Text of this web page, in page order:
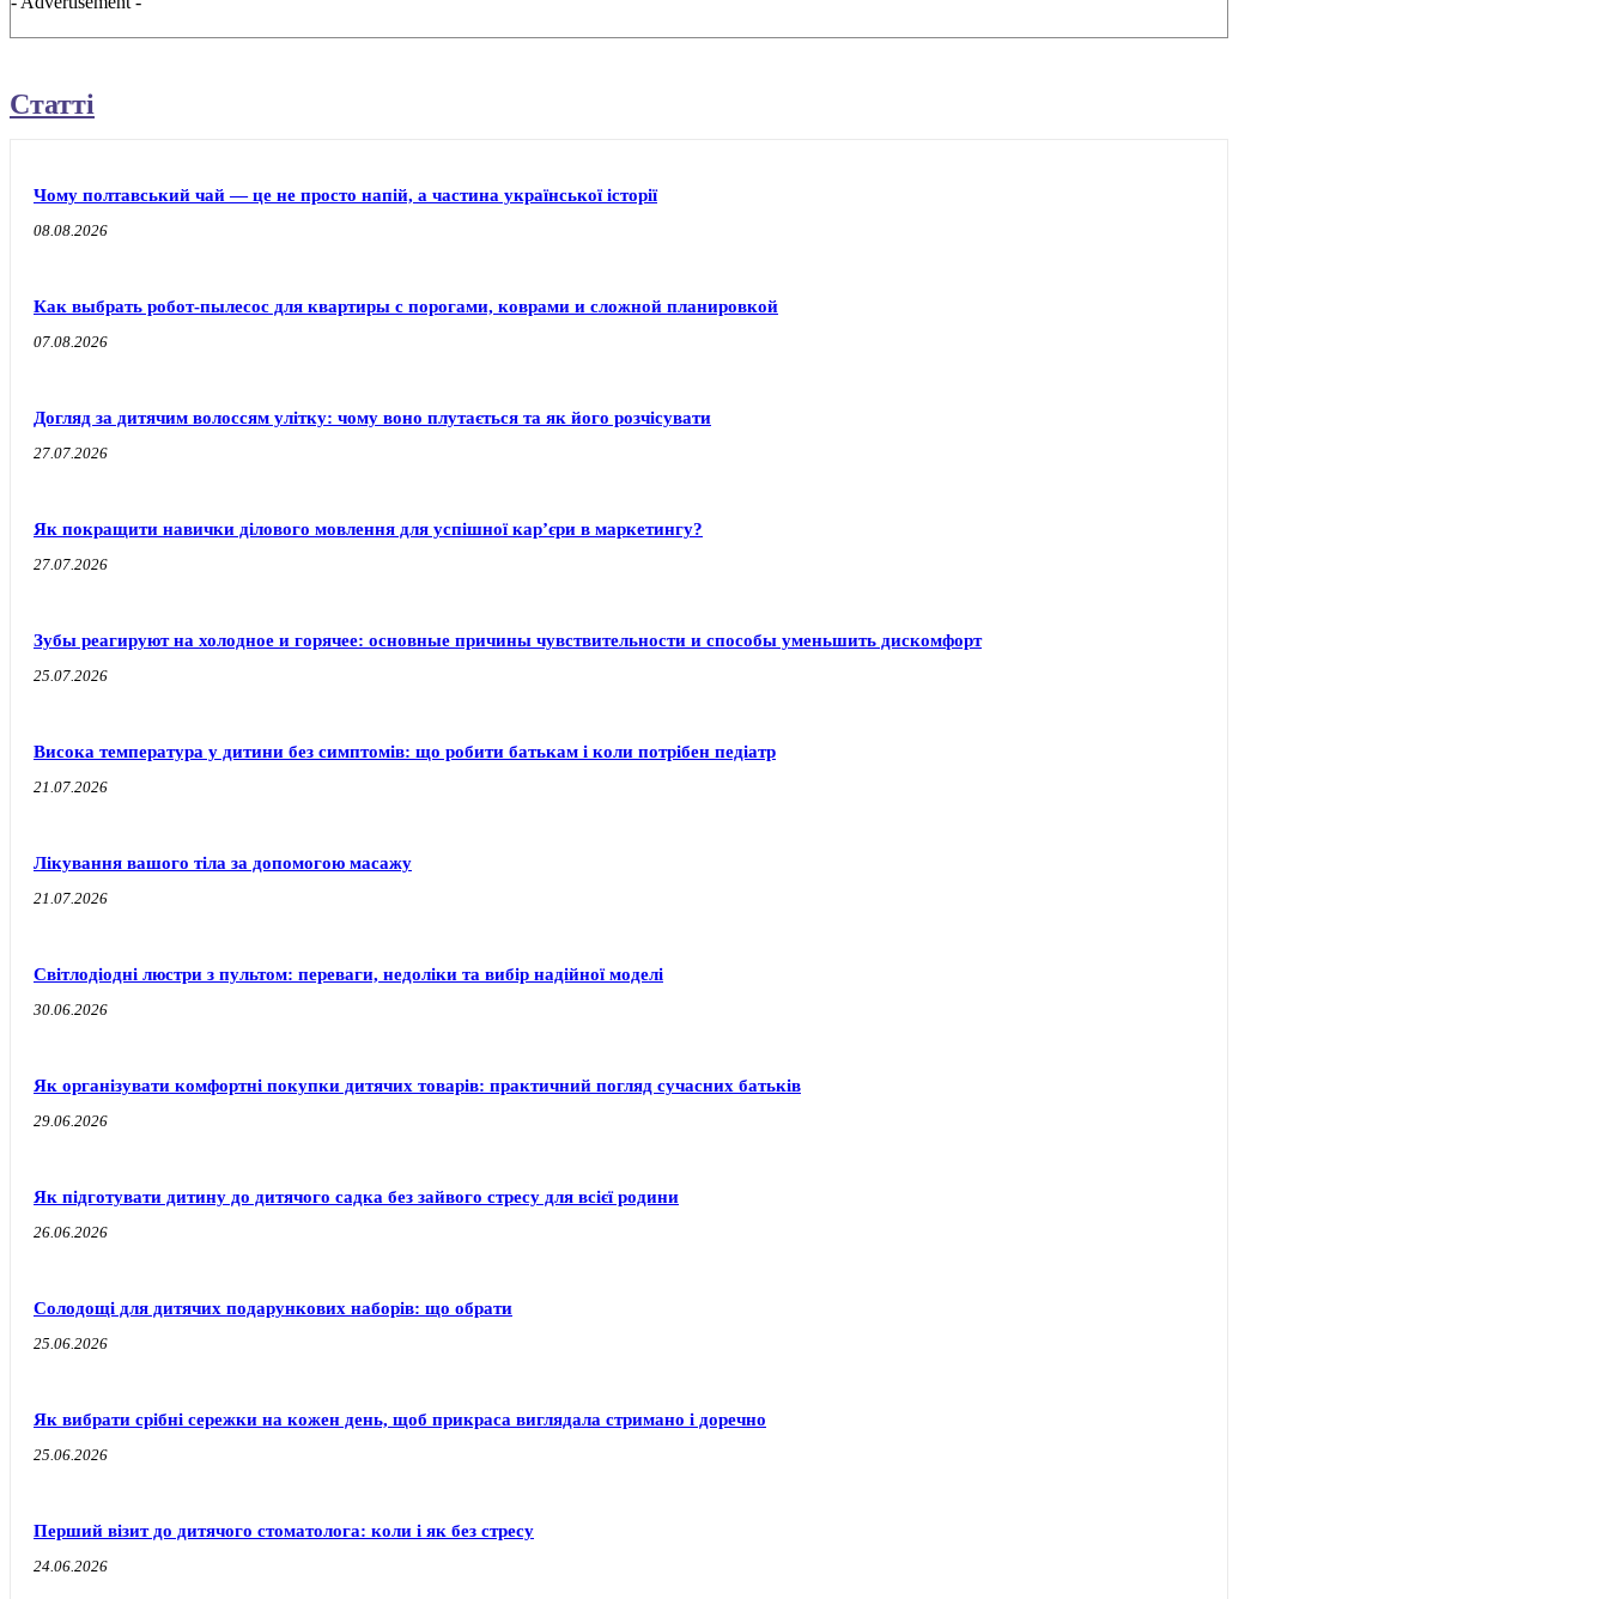
Статті
Чому полтавський чай — це не просто напій, а частина української історії
08.08.2026
Как выбрать робот-пылесос для квартиры с порогами, коврами и сложной планировкой
07.08.2026
Догляд за дитячим волоссям улітку: чому воно плутається та як його розчісувати
27.07.2026
Як покращити навички ділового мовлення для успішної кар’єри в маркетингу?
27.07.2026
Зубы реагируют на холодное и горячее: основные причины чувствительности и способы уменьшить дискомфорт
25.07.2026
Висока температура у дитини без симптомів: що робити батькам і коли потрібен педіатр
21.07.2026
Лікування вашого тіла за допомогою масажу
21.07.2026
Світлодіодні люстри з пультом: переваги, недоліки та вибір надійної моделі
30.06.2026
Як організувати комфортні покупки дитячих товарів: практичний погляд сучасних батьків
29.06.2026
Як підготувати дитину до дитячого садка без зайвого стресу для всієї родини
26.06.2026
Солодощі для дитячих подарункових наборів: що обрати
25.06.2026
Як вибрати срібні сережки на кожен день, щоб прикраса виглядала стримано і доречно
25.06.2026
Перший візит до дитячого стоматолога: коли і як без стресу
24.06.2026